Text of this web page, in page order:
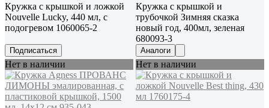
Кружка с крышкой и ложкой
Nouvelle Lucky, 440 мл, с
подогревом 1060065-2
Подписаться
Кружка с крышкой и
трубочкой Зимняя сказка
новый год, 400мл, зеленая
680093-3
Аналоги
Нет в наличии Нет в наличии